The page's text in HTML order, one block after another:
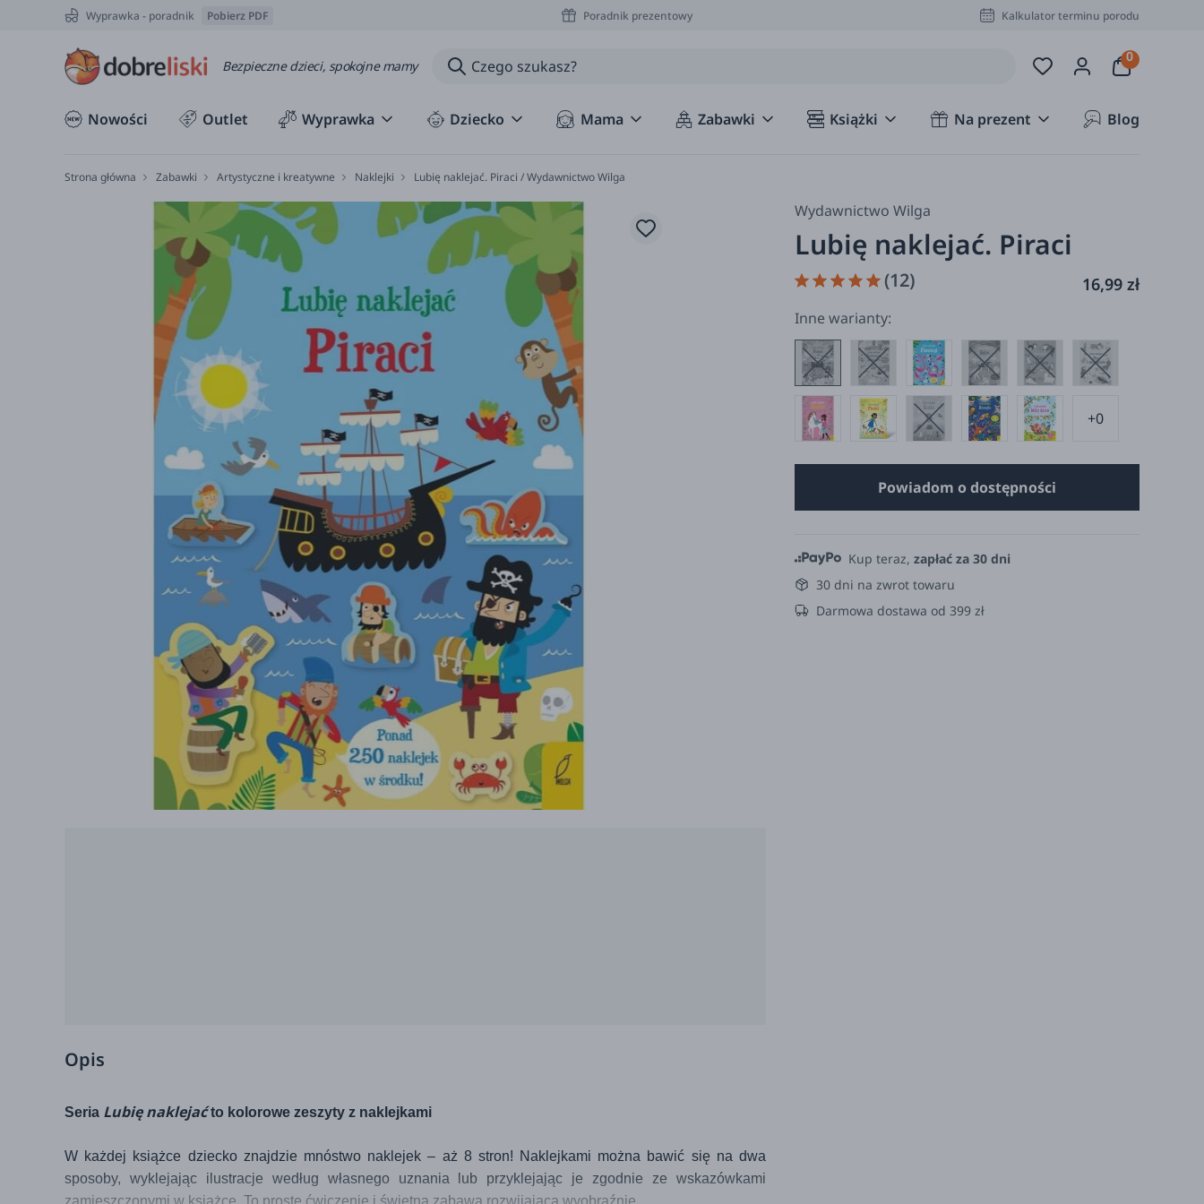
Wyprawka - poradnik Pobierz PDF Poradnik prezentowy Kalkulator terminu porodu
Bezpieczne dzieci, spokojne mamy
Nowości Outlet Wyprawka Dziecko Mama Zabawki Książki Na prezent Blog
Strona główna Zabawki Artystyczne i kreatywne Naklejki Lubię naklejać. Piraci / Wydawnictwo Wilga
Wydawnictwo Wilga
Lubię naklejać. Piraci
(12) 16,99 zł
Inne warianty:
+0
Powiadom o dostępności
Kup teraz, zapłać za 30 dni
30 dni na zwrot towaru
Darmowa dostawa od 399 zł
Opis
Seria Lubię naklejaćto kolorowe zeszyty z naklejkami
W każdej książce dziecko znajdzie mnóstwo naklejek – aż 8 stron! Naklejkami można bawić się na dwa
sposoby, wyklejając ilustracje według własnego uznania lub przyklejając je zgodnie ze wskazówkami
zamieszczonymi w książce. To proste ćwiczenie i świetna zabawa rozwijająca wyobraźnię.